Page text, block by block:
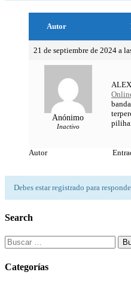
Autor
21 de septiembre de 2024 a
Anónimo
Inactivo
Autor
Debes estar registrado para
Search
Buscar:
Categorías